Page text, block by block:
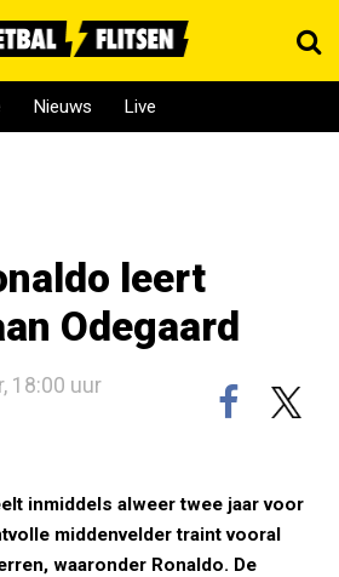
Nieuws Live
leert
Odegaard
18:00 uur
inmiddels alweer twee jaar voor
middenvelder traint vooral
waaronder Ronaldo. De